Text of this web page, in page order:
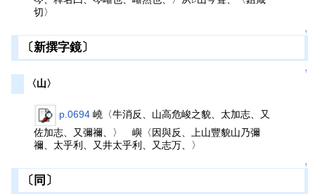
切〉
↑
〔新撰字鏡〕
↑
〈山〉
p.0694 嶢〈牛消反、山高危峻之貌、太加志、又
佐加志、又彌禰、〉 嶼〈因與反、上山豐貌山乃彌
禰、太乎利、又井太乎利、又志万、〉
↑
〔同〕